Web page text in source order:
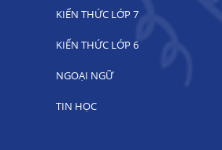
KIẾN THỨC LỚP 7
KIẾN THỨC LỚP 6
NGOẠI NGỮ
TIN HỌC